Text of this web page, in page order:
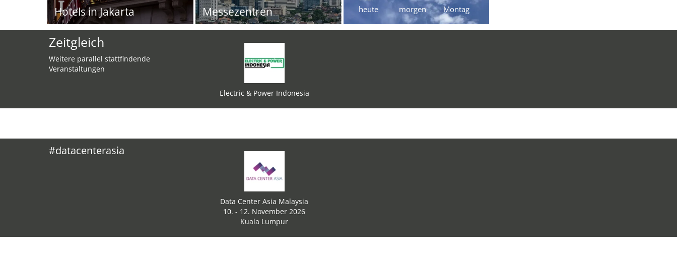
Hotels in Jakarta Messezentren heute morgen Montag
Zeitgleich
Weitere parallel stattfindende
Veranstaltungen
Electric & Power Indonesia
#datacenterasia
Data Center Asia Malaysia
10. - 12. November 2026
Kuala Lumpur